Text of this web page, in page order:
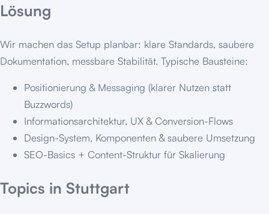
Lösung
Wir machen das Setup planbar: klare Standards, saubere
Dokumentation, messbare Stabilität. Typische Bausteine:
Positionierung & Messaging (klarer Nutzen statt
Buzzwords)
Informationsarchitektur, UX & Conversion-Flows
Design-System, Komponenten & saubere Umsetzung
SEO-Basics + Content-Struktur für Skalierung
Topics in Stuttgart